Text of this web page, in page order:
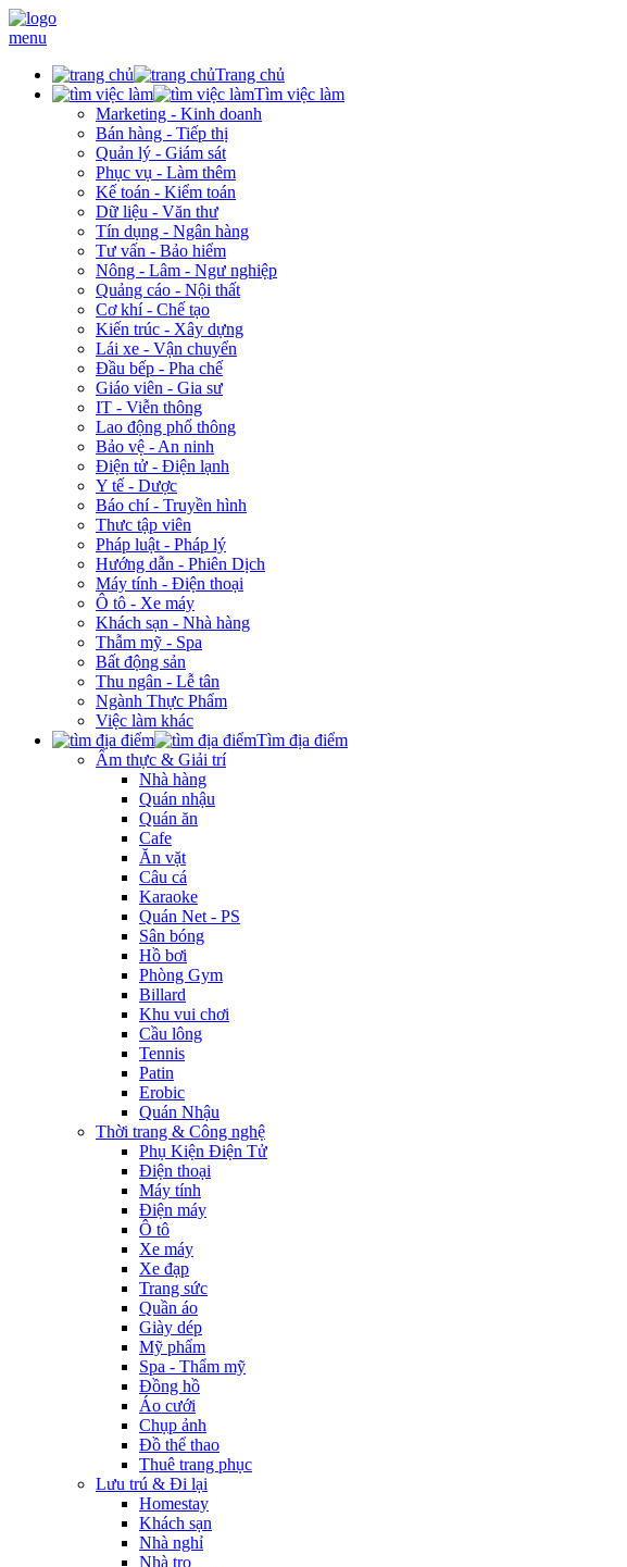
menu
Trang chủ
Tìm việc làm
Marketing - Kinh doanh
Bán hàng - Tiếp thị
Quản lý - Giám sát
Phục vụ - Làm thêm
Kế toán - Kiểm toán
Dữ liệu - Văn thư
Tín dụng - Ngân hàng
Tư vấn - Bảo hiểm
Nông - Lâm - Ngư nghiệp
Quảng cáo - Nội thất
Cơ khí - Chế tạo
Kiến trúc - Xây dựng
Lái xe - Vận chuyển
Đầu bếp - Pha chế
Giáo viên - Gia sư
IT - Viễn thông
Lao động phổ thông
Bảo vệ - An ninh
Điện tử - Điện lạnh
Y tế - Dược
Báo chí - Truyền hình
Thưc tập viên
Pháp luật - Pháp lý
Hướng dẫn - Phiên Dịch
Máy tính - Điện thoại
Ô tô - Xe máy
Khách sạn - Nhà hàng
Thẫm mỹ - Spa
Bất động sản
Thu ngân - Lễ tân
Ngành Thực Phẩm
Việc làm khác
Tìm địa điểm
Ẩm thực & Giải trí
Nhà hàng
Quán nhậu
Quán ăn
Cafe
Ăn vặt
Câu cá
Karaoke
Quán Net - PS
Sân bóng
Hồ bơi
Phòng Gym
Billard
Khu vui chơi
Cầu lông
Tennis
Patin
Erobic
Quán Nhậu
Thời trang & Công nghệ
Phụ Kiện Điện Tử
Điện thoại
Máy tính
Điện máy
Ô tô
Xe máy
Xe đạp
Trang sức
Quần áo
Giày dép
Mỹ phẩm
Spa - Thẩm mỹ
Đồng hồ
Áo cưới
Chụp ảnh
Đồ thể thao
Thuê trang phục
Lưu trú & Đi lại
Homestay
Khách sạn
Nhà nghỉ
Nhà trọ